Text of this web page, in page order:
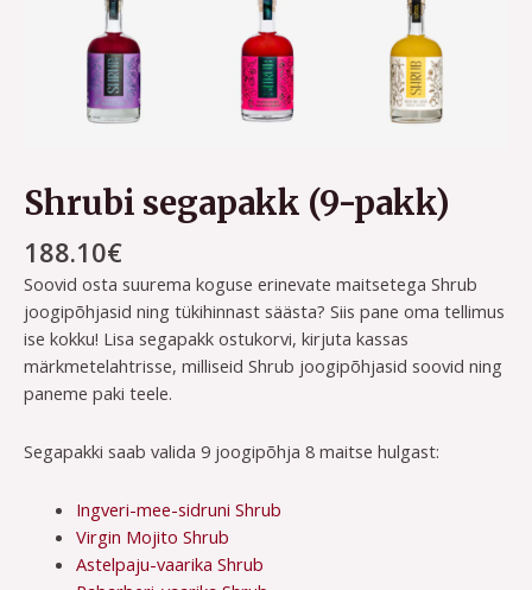
Shrubi segapakk (9-pakk)
188.10€
Soovid osta suurema koguse erinevate maitsetega Shrub
joogipõhjasid ning tükihinnast säästa? Siis pane oma tellimus
ise kokku! Lisa segapakk ostukorvi, kirjuta kassas
märkmetelahtrisse, milliseid Shrub joogipõhjasid soovid ning
paneme paki teele.
Segapakki saab valida 9 joogipõhja 8 maitse hulgast:
Ingveri-mee-sidruni Shrub
Virgin Mojito Shrub
Astelpaju-vaarika Shrub